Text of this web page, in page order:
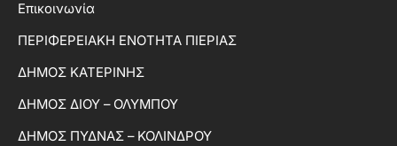
Επικοινωνία
ΠΕΡΙΦΕΡΕΙΑΚΗ ΕΝΟΤΗΤΑ ΠΙΕΡΙΑΣ
ΔΗΜΟΣ ΚΑΤΕΡΙΝΗΣ
ΔΗΜΟΣ ΔΙΟΥ – ΟΛΥΜΠΟΥ
ΔΗΜΟΣ ΠΥΔΝΑΣ – ΚΟΛΙΝΔΡΟΥ